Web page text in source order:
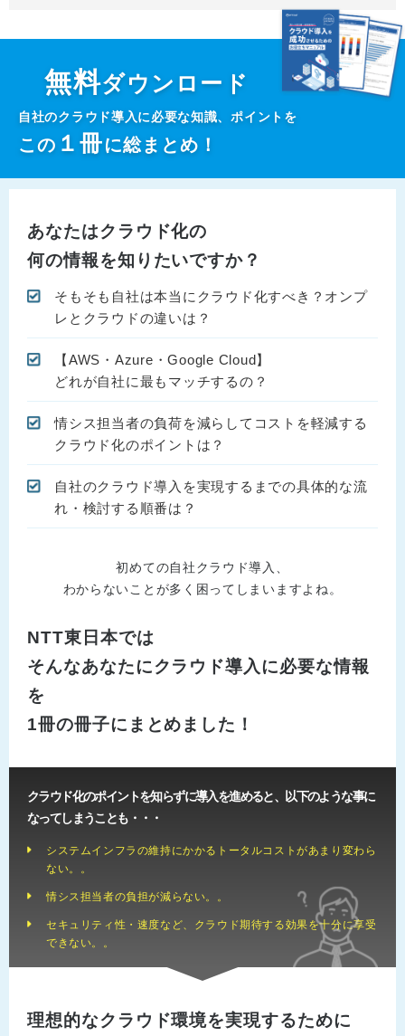
無料ダウンロード
自社のクラウド導入に必要な知識、ポイントを
この １冊に総まとめ！
あなたはクラウド化の
何の情報を知りたいですか？
そもそも自社は本当にクラウド化すべき？オンプ
レとクラウドの違いは？
【AWS・Azure・Google Cloud】
どれが自社に最もマッチするの？
情シス担当者の負荷を減らしてコストを軽減する
クラウド化のポイントは？
自社のクラウド導入を実現するまでの具体的な流
れ・検討する順番は？
初めての自社クラウド導入、
わからないことが多く困ってしまいますよね。
NTT東日本では
そんなあなたにクラウド導入に必要な情報
を
1冊の冊子にまとめました！
クラウド化のポイントを知らずに導入を進めると、以下のような事に
なってしまうことも・・・
システムインフラの維持にかかるトータルコストがあまり変わら
ない。。
情シス担当者の負担が減らない。。
セキュリティ性・速度など、クラウド期待する効果を十分に享受
できない。。
理想的なクラウド環境を実現するために